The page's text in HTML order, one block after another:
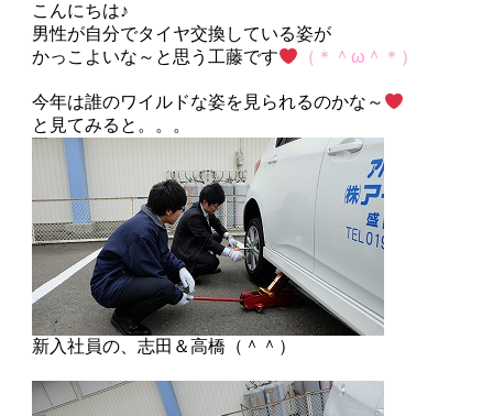
こんにちは♪
男性が自分でタイヤ交換している姿が
かっこよいな～と思う工藤です
（ ＊ ＾ω＾ ＊ ）
今年は誰のワイルドな姿を見られるのかな～
と見てみると。。。
新入社員の、志田＆高橋（＾＾）